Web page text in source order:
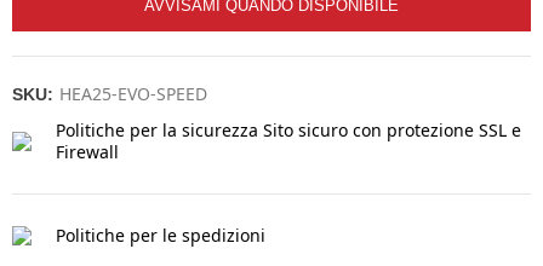
AVVISAMI QUANDO DISPONIBILE
SKU: HEA25-EVO-SPEED
Politiche per la sicurezza Sito sicuro con protezione SSL e
Firewall
Politiche per le spedizioni